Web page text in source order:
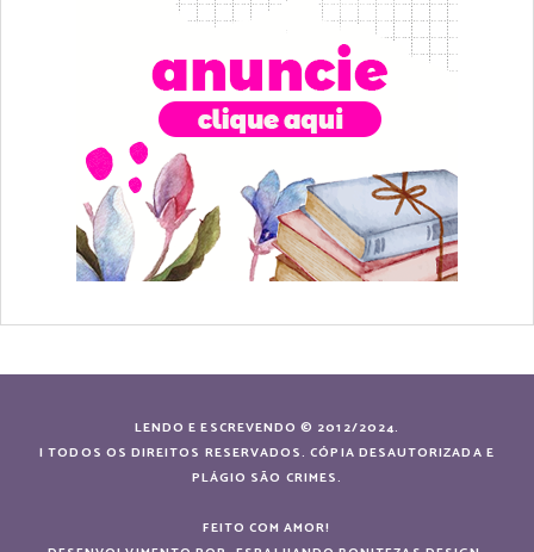
LENDO E ESCREVENDO © 2012/2024.
| TODOS OS DIREITOS RESERVADOS. CÓPIA DESAUTORIZADA E
PLÁGIO SÃO CRIMES.
FEITO COM AMOR!